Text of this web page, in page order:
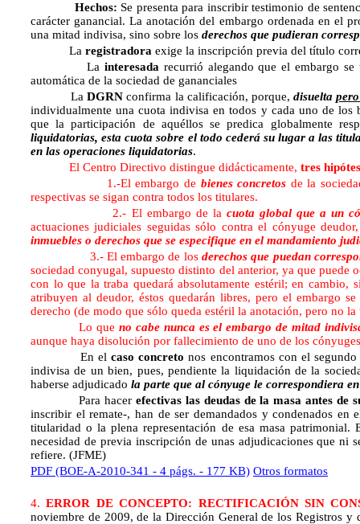
Hechos: Se presenta para inscribir testimonio de
carácter ganancial. La anotación del embargo ordenada en el
una mitad indivisa, sino sobre los derechos que pudieran
La registradora exige la inscripción previa del título
La interesadarecurrió alegando que el embargo se
automática de la sociedad de gananciales
LaDGRN confirma la calificación, porque,disuelta
individualmente una cuota indivisa en todos y cada uno de los
que la participación de aquéllos se predica globalmente
liquidatorias, esta cuota sobre el todo cederá su lugar a las
en las operaciones liquidatorias.
El Centro Directivo distingue didácticamente, tres
1.-El embargo de bienes concretos de la
respectivas se sigan contra todos los titulares.
2.- El embargo de la cuota global que a un
actuaciones judiciales seguidas sólo contra el cónyuge
inmuebles o derechos que se especifique en el mandamiento
3.- El embargo de losderechos que puedan
sociedad conyugal, supuesto distinto del anterior, ya que
con lo que la traba quedará absolutamente estéril; en
atribuyen al deudor, éstos quedarán libres, pero el embargo
derecho (de modo que sólo queda estéril la anotación, pero no la
Lo que no cabe nunca es el embargo de mitad
aunque haya disolución por fallecimiento de uno de los
En elcaso concreto nos encontramos con el
indivisa de un bien, pues, pendiente la liquidación de la
haberse adjudicado  la parte que al cónyuge le correspondiera
Para hacer efectivas las deudas de la masa antes de
inscribir el remate-, han de ser demandados y condenados
titularidad o la plena representación de esa masa
necesidad de previa inscripción de unas adjudicaciones que ni
refiere. (JFME)
PDF (BOE-A-2010-341 - 4 págs. - 177 KB) Otros formatos
4.ERROR DE CONCEPTO: RECTIFICACIÓN SIN
noviembre de 2009, de la Dirección General de los Registros